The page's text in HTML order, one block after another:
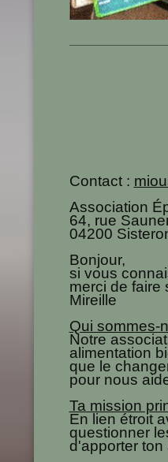
Contact :
Association
64, rue
04200
Bonjour,
si vous
merci de faire
Mireille
Qui sommes-
Notre
alimentation
que le
pour nous
Ta mission
En lien étroit
questionner
d'apporter ton